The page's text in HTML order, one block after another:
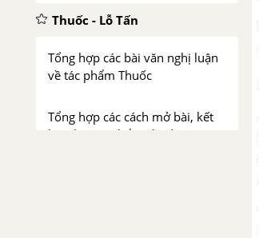
Thuốc - Lỗ Tấn
Tổng hợp các bài văn nghị luận
về tác phẩm Thuốc
Tổng hợp các cách mở bài, kết
bài cho tác phẩm Thuốc